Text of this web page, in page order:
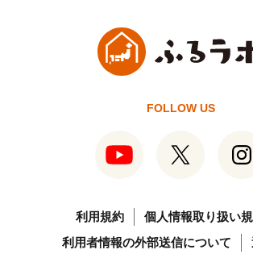
FOLLOW US
利用規約
個人情報取り扱い
利用者情報の外部送信について